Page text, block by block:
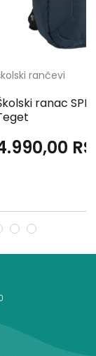
rančevi
ranac
11 12